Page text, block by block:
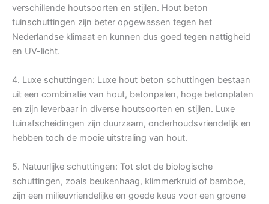
verschillende houtsoorten en stijlen. Hout beton
tuinschuttingen zijn beter opgewassen tegen het
Nederlandse klimaat en kunnen dus goed tegen nattigheid
en UV-licht.
4. Luxe schuttingen: Luxe hout beton schuttingen bestaan
uit een combinatie van hout, betonpalen, hoge betonplaten
en zijn leverbaar in diverse houtsoorten en stijlen. Luxe
tuinafscheidingen zijn duurzaam, onderhoudsvriendelijk en
hebben toch de mooie uitstraling van hout.
5. Natuurlijke schuttingen: Tot slot de biologische
schuttingen, zoals beukenhaag, klimmerkruid of bamboe,
zijn een milieuvriendelijke en goede keus voor een groene